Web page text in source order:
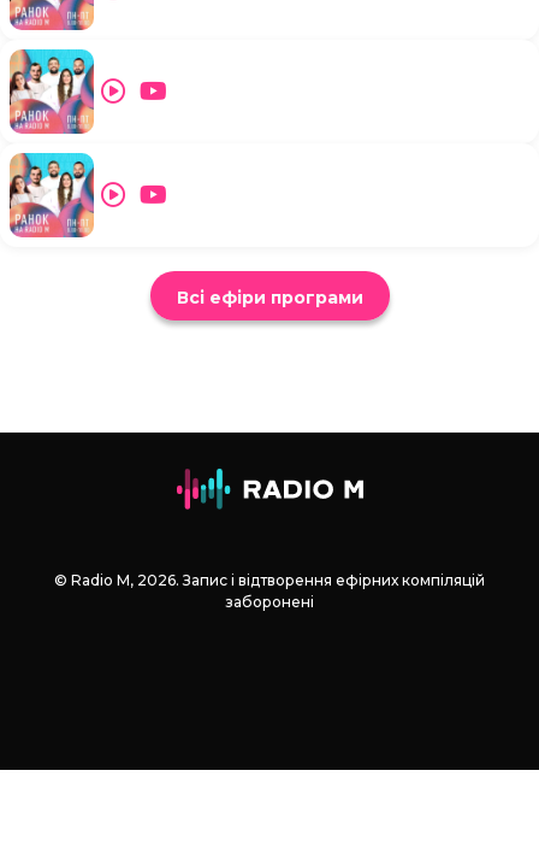
Всі ефіри програми
© Radio М, 2026. Запис і відтворення ефірних компіляцій
заборонені